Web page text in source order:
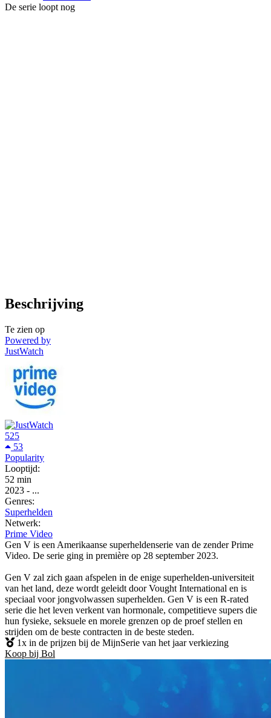
De serie loopt nog
Beschrijving
Te zien op
Powered by
JustWatch
525
53
Popularity
Looptijd:
52 min
2023 - ...
Genres:
Superhelden
Netwerk:
Prime Video
Gen V is een Amerikaanse superheldenserie van de zender Prime
Video. De serie ging in première op 28 september 2023.
Gen V zal zich gaan afspelen in de enige superhelden-universiteit
van het land, deze wordt geleidt door Vought International en is
speciaal voor jongvolwassen superhelden. Gen V is een R-rated
serie die het leven verkent van hormonale, competitieve supers die
hun fysieke, seksuele en morele grenzen op de proef stellen en
strijden om de beste contracten in de beste steden.
1x in de prijzen bij de MijnSerie van het jaar verkiezing
Koop bij Bol